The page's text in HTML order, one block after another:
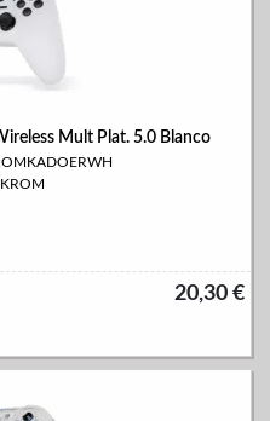
Mult Plat. 5.0 Blanco
20,30 €